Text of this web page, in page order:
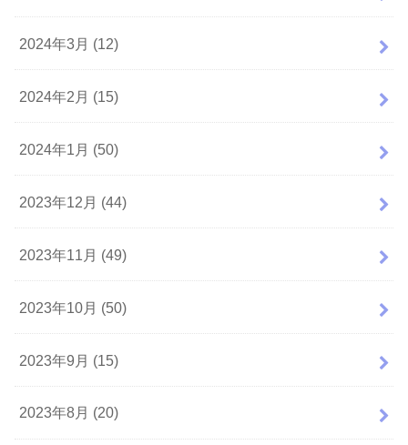
2024年3月 (12)
2024年2月 (15)
2024年1月 (50)
2023年12月 (44)
2023年11月 (49)
2023年10月 (50)
2023年9月 (15)
2023年8月 (20)